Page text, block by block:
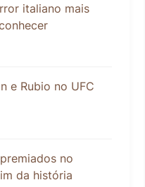
italiano mais
e Rubio no UFC
no
da história